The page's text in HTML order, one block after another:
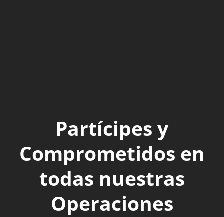
Partícipes y
Comprometidos en
todas nuestras
Operaciones